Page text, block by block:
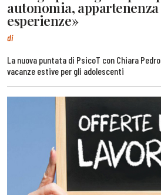
autonomia, appartenenza
esperienze»
di
La nuova puntata di PsicoT con Chiara
vacanze estive per gli adolescenti